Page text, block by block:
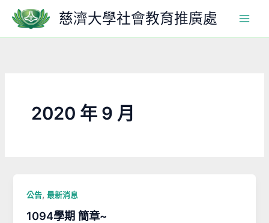
主
慈濟大學社會教育推廣處
2020 年 9 月
公告,最新消息
1094學期 簡章~